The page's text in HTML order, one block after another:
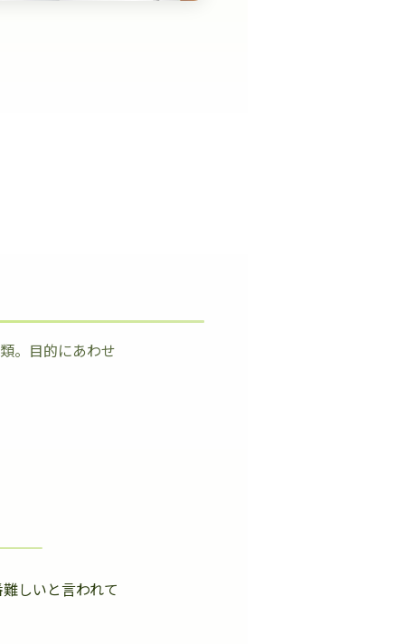
。目的にあわせ
しいと言われて